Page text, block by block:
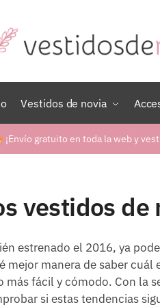
Vestidos de novia
¡Envío gratuito en toda la web y
vestidos
estrenado el 2016, ya
mejor manera de saber
más fácil y cómodo. Con la
si estas tendencias